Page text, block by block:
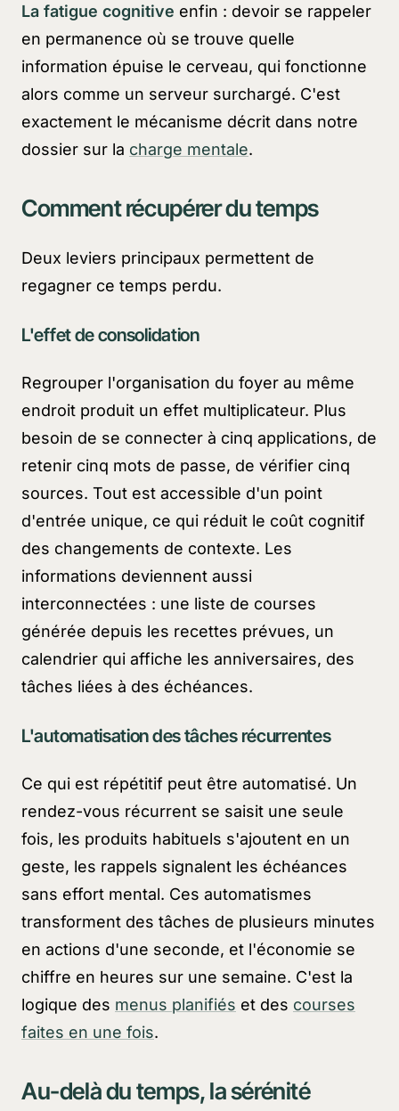
La fatigue cognitive enfin : devoir se rappeler
en permanence où se trouve quelle
information épuise le cerveau, qui fonctionne
alors comme un serveur surchargé. C'est
exactement le mécanisme décrit dans notre
dossier sur la charge mentale.
Comment récupérer du temps
Deux leviers principaux permettent de
regagner ce temps perdu.
L'effet de consolidation
Regrouper l'organisation du foyer au même
endroit produit un effet multiplicateur. Plus
besoin de se connecter à cinq applications, de
retenir cinq mots de passe, de vérifier cinq
sources. Tout est accessible d'un point
d'entrée unique, ce qui réduit le coût cognitif
des changements de contexte. Les
informations deviennent aussi
interconnectées : une liste de courses
générée depuis les recettes prévues, un
calendrier qui affiche les anniversaires, des
tâches liées à des échéances.
L'automatisation des tâches récurrentes
Ce qui est répétitif peut être automatisé. Un
rendez-vous récurrent se saisit une seule
fois, les produits habituels s'ajoutent en un
geste, les rappels signalent les échéances
sans effort mental. Ces automatismes
transforment des tâches de plusieurs minutes
en actions d'une seconde, et l'économie se
chiffre en heures sur une semaine. C'est la
logique des menus planifiés et des courses
faites en une fois.
Au-delà du temps, la sérénité